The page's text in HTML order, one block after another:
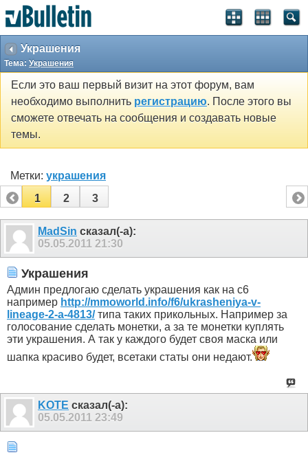
Украшения
Тема: Украшения
Если это ваш первый визит на этот форум, вам
необходимо выполнить регистрацию. После этого вы
сможете отвечать на сообщения и создавать новые
темы.
Метки: украшения
1
2 3
MadSin сказал(-а):
05.05.2011 21:30
Украшения
Админ предлогаю сделать украшения как на с6
например http://mmoworld.info/f6/ukrasheniya-v-
lineage-2-a-4813/типа таких прикольных. Например за
голосование сделать монетки, а за те монетки куплять
эти украшения. А так у каждого будет своя маска или
шапка красиво будет, всетаки статы они недают.
KOTE сказал(-а):
05.05.2011 23:49